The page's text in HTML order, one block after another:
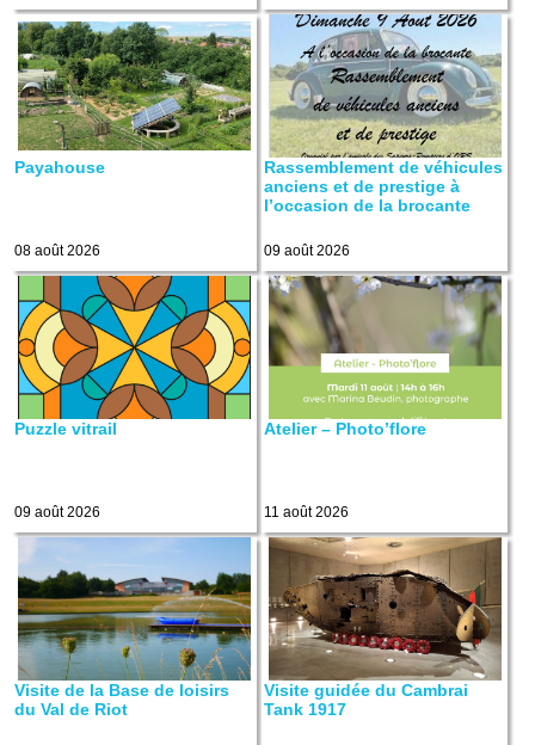
Payahouse
08 août 2026
Rassemblement de véhicules
anciens et de prestige à
l’occasion de la brocante
09 août 2026
Puzzle vitrail
09 août 2026
Atelier – Photo’flore
11 août 2026
Visite de la Base de loisirs
du Val de Riot
Visite guidée du Cambrai
Tank 1917